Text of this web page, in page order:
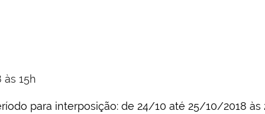
15h
para interposição: de 24/10 até 25/10/2018 às